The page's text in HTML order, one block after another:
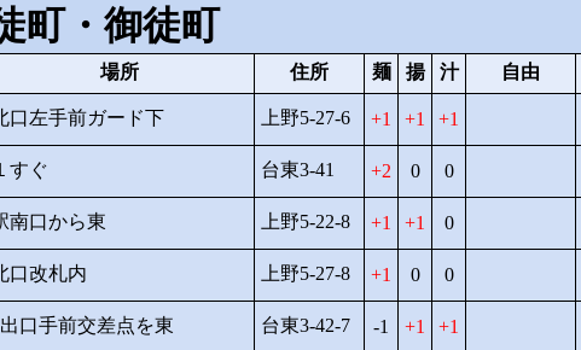
町・御徒町
場所 住所 麺 揚 汁 自由
口左手前ガード下 上野5-27-6 1 1 1
すぐ 台東3-41 2 0 0
南口から東 上野5-22-8 1 1 0
口改札内 上野5-27-8 1 0 0
口手前交差点を東 台東3-42-7 -1 1 1